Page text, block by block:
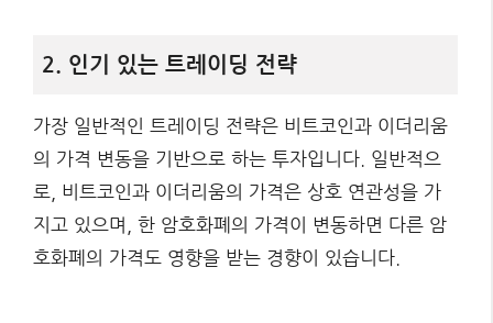
2. 인기 있는 트레이딩 전략
가장 일반적인 트레이딩 전략은 비트코인과 이더리움
의 가격 변동을 기반으로 하는 투자입니다. 일반적으
로, 비트코인과 이더리움의 가격은 상호 연관성을 가
지고 있으며, 한 암호화폐의 가격이 변동하면 다른 암
호화폐의 가격도 영향을 받는 경향이 있습니다.